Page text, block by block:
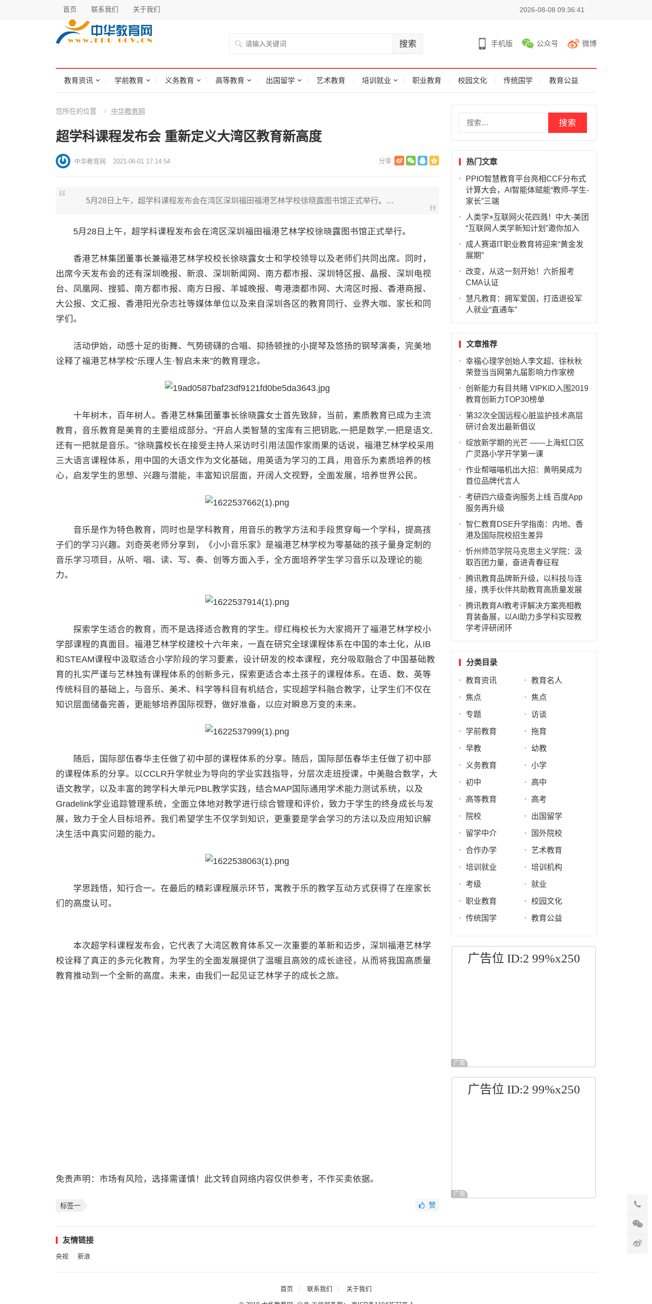
首页 联系我们 关于我们 2026-08-08 09:36:41
手机版 公众号 微博
教育资讯 学前教育 义务教育 高等教育 出国留学 艺术教育 培训就业 职业教育 校园文化 传统国学 教育公益
您所在的位置 中华教育网
超学科课程发布会 重新定义大湾区教育新高度
中华教育网 2021-06-01 17:14:54
5月28日上午，超学科课程发布会在湾区深圳福田福港艺林学校徐晓露图书馆正式举行。…
5月28日上午，超学科课程发布会在湾区深圳福田福港艺林学校徐晓露图书馆正式举行。
香港艺林集团董事长兼福港艺林学校校长徐晓露女士和学校领导以及老师们共同出席。同时，
出席今天发布会的还有深圳晚报、新浪、深圳新闻网、南方都市报、深圳特区报、晶报、深圳电视
台、凤凰网、搜狐、南方都市报、南方日报、羊城晚报、粤港澳都市网、大湾区时报、香港商报、
大公报、文汇报、香港阳光杂志社等媒体单位以及来自深圳各区的教育同行、业界大咖、家长和同
学们。
活动伊始，动感十足的街舞、气势磅礴的合唱、抑扬顿挫的小提琴及悠扬的钢琴演奏，完美地
诠释了福港艺林学校“乐理人生·智启未来”的教育理念。
十年树木，百年树人。香港艺林集团董事长徐晓露女士首先致辞，当前，素质教育已成为主流
教育，音乐教育是美育的主要组成部分。“开启人类智慧的宝库有三把钥匙,一把是数学,一把是语文,
还有一把就是音乐。”徐晓露校长在接受主持人采访时引用法国作家雨果的话说，福港艺林学校采用
三大语言课程体系，用中国的大语文作为文化基础，用英语为学习的工具，用音乐为素质培养的核
心，启发学生的思想、兴趣与潜能，丰富知识层面，开阔人文视野，全面发展，培养世界公民。
音乐是作为特色教育，同时也是学科教育，用音乐的教学方法和手段贯穿每一个学科，提高孩
子们的学习兴趣。刘奇英老师分享到，《小小音乐家》是福港艺林学校为零基础的孩子量身定制的
音乐学习项目，从听、唱、读、写、奏、创等方面入手，全方面培养学生学习音乐以及理论的能
力。
探索学生适合的教育，而不是选择适合教育的学生。缪红梅校长为大家揭开了福港艺林学校小
学部课程的真面目。福港艺林学校建校十六年来，一直在研究全球课程体系在中国的本土化，从IB
和STEAM课程中汲取适合小学阶段的学习要素，设计研发的校本课程，充分吸取融合了中国基础教
育的扎实严谨与艺林独有课程体系的创新多元，探索更适合本土孩子的课程体系。在语、数、英等
传统科目的基础上，与音乐、美术、科学等科目有机结合，实现超学科融合教学，让学生们不仅在
知识层面储备完善，更能够培养国际视野，做好准备，以应对瞬息万变的未来。
随后，国际部伍春华主任做了初中部的课程体系的分享。随后，国际部伍春华主任做了初中部
的课程体系的分享。以CCLR升学就业为导向的学业实践指导，分层次走班授课，中美融合数学，大
语文教学，以及丰富的跨学科大单元PBL教学实践，结合MAP国际通用学术能力测试系统，以及
Gradelink学业追踪管理系统，全面立体地对教学进行综合管理和评价，致力于学生的终身成长与发
展，致力于全人目标培养。我们希望学生不仅学到知识，更重要是学会学习的方法以及应用知识解
决生活中真实问题的能力。
学思践悟，知行合一。在最后的精彩课程展示环节，寓教于乐的教学互动方式获得了在座家长
们的高度认可。
本次超学科课程发布会，它代表了大湾区教育体系又一次重要的革新和迈步，深圳福港艺林学
校诠释了真正的多元化教育，为学生的全面发展提供了温暖且高效的成长途径，从而将我国高质量
教育推动到一个全新的高度。未来，由我们一起见证艺林学子的成长之旅。
免责声明：市场有风险，选择需谨慎！此文转自网络内容仅供参考，不作买卖依据。
标签一 赞
热门文章
PPIO智慧教育平台亮相CCF分布式
计算大会，AI智能体赋能“教师-学生-
家长”三端
人类学×互联网火花四溅！中大-美团
“互联网人类学新知计划”邀你加入
成人赛道IT职业教育将迎来“黄金发
展期”
改变，从这一刻开始！六折报考
CMA认证
慧凡教育：拥军爱国，打造退役军
人就业“直通车”
文章推荐
幸福心理学创始人李文超、徐秋秋
荣登当当网第九届影响力作家榜
创新能力有目共睹 VIPKID入围2019
教育创新力TOP30榜单
第32次全国远程心脏监护技术高层
研讨会发出最新倡议
绽放新学期的光芒 ——上海虹口区
广灵路小学开学第一课
作业帮喵喵机出大招：黄明昊成为
首位品牌代言人
考研四六级查询服务上线 百度App
服务再升级
智仁教育DSE升学指南：内地、香
港及国际院校招生差异
忻州师范学院马克思主义学院：汲
取百团力量，奋进青春征程
腾讯教育品牌新升级，以科技与连
接，携手伙伴共助教育高质量发展
腾讯教育AI教考评解决方案亮相教
育装备展，以AI助力多学科实现教
学考评研闭环
分类目录
教育资讯 教育名人
焦点 焦点
专题 访谈
学前教育 拖育
早教 幼教
义务教育 小学
初中 高中
高等教育 高考
院校 出国留学
留学中介 国外院校
合作办学 艺术教育
培训就业 培训机构
考级 就业
职业教育 校园文化
传统国学 教育公益
广告位 ID:2 99%x250
广告
广告位 ID:2 99%x250
广告
友情链接
央视 新浪
首页 联系我们 关于我们